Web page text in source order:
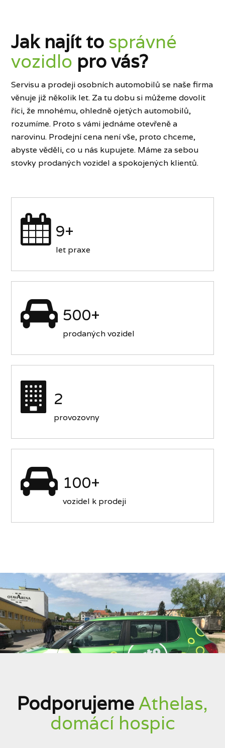
Jak najít to správné
vozidlo pro vás?
Servisu a prodeji osobních automobilů se naše firma
věnuje již několik let. Za tu dobu si můžeme dovolit
říci, že mnohému, ohledně ojetých automobilů,
rozumíme. Proto s vámi jednáme otevřeně a
narovinu. Prodejní cena není vše, proto chceme,
abyste věděli, co u nás kupujete. Máme za sebou
stovky prodaných vozidel a spokojených klientů.
9+
let praxe
500+
prodaných vozidel
2
provozovny
100+
vozidel k prodeji
PodporujemeAthelas,
domácí hospic